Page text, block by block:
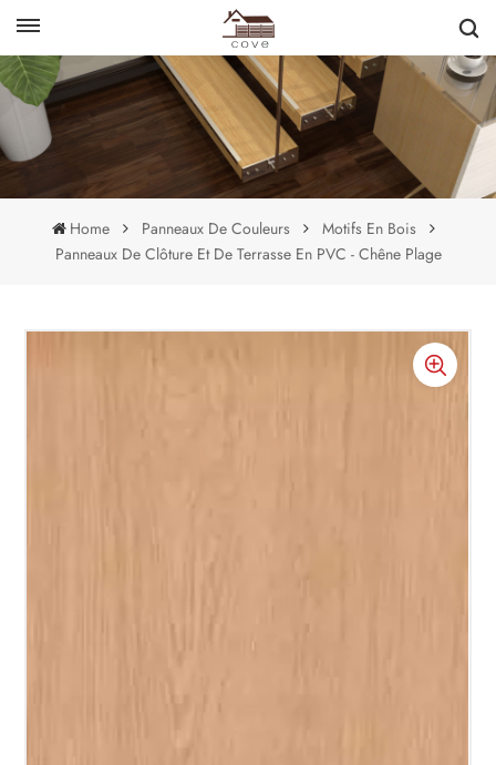
English
français
Home Panneaux De Couleurs
Motifs En Bois
Panneaux De Clôture Et De Terrasse En PVC - Chêne Plage